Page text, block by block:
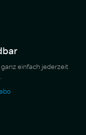
einfach jederzeit